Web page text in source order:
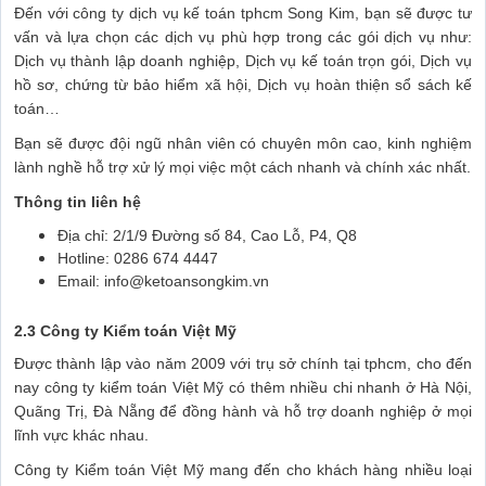
Đến với công ty dịch vụ kế toán tphcm Song Kim, bạn sẽ được tư
vấn và lựa chọn các dịch vụ phù hợp trong các gói dịch vụ như:
Dịch vụ thành lập doanh nghiệp, Dịch vụ kế toán trọn gói, Dịch vụ
hồ sơ, chứng từ bảo hiểm xã hội, Dịch vụ hoàn thiện sổ sách kế
toán…
Bạn sẽ được đội ngũ nhân viên có chuyên môn cao, kinh nghiệm
lành nghề hỗ trợ xử lý mọi việc một cách nhanh và chính xác nhất.
Thông tin liên hệ
Địa chỉ: 2/1/9 Đường số 84, Cao Lỗ, P4, Q8
Hotline: 0286 674 4447
Email: info@ketoansongkim.vn
2.3 Công ty Kiểm toán Việt Mỹ
Được thành lập vào năm 2009 với trụ sở chính tại tphcm, cho đến
nay công ty kiểm toán Việt Mỹ có thêm nhiều chi nhanh ở Hà Nội,
Quãng Trị, Đà Nẵng để đồng hành và hỗ trợ doanh nghiệp ở mọi
lĩnh vực khác nhau.
Công ty Kiểm toán Việt Mỹ mang đến cho khách hàng nhiều loại